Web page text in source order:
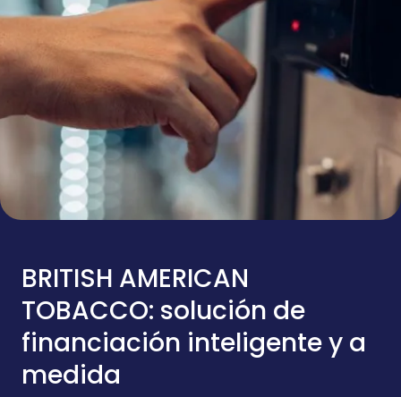
BRITISH AMERICAN
TOBACCO: solución de
financiación inteligente y a
medida